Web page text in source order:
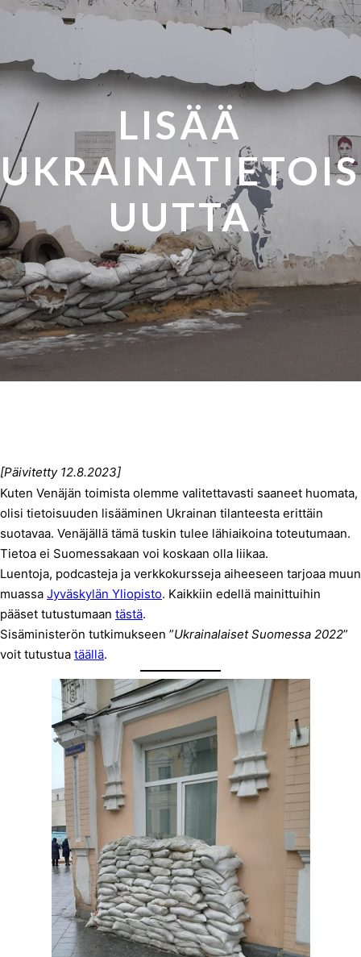
LISÄÄ
UKRAINATIETOIS
UUTTA
[Päivitetty 12.8.2023]
Kuten Venäjän toimista olemme valitettavasti saaneet huomata,
olisi tietoisuuden lisääminen Ukrainan tilanteesta erittäin
suotavaa. Venäjällä tämä tuskin tulee lähiaikoina toteutumaan.
Tietoa ei Suomessakaan voi koskaan olla liikaa.
Luentoja, podcasteja ja verkkokursseja aiheeseen tarjoaa muun
muassa Jyväskylän Yliopisto. Kaikkiin edellä mainittuihin
pääset tutustumaan tästä.
Sisäministerön tutkimukseen ”Ukrainalaiset Suomessa 2022”
voit tutustua täällä.